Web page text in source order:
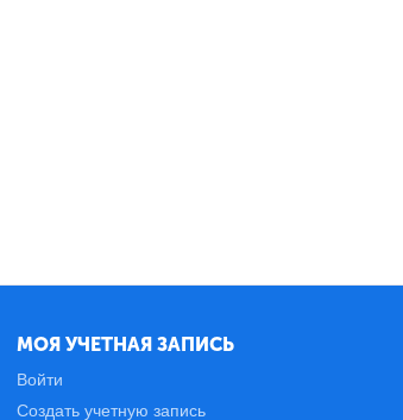
МОЯ УЧЕТНАЯ ЗАПИСЬ
Войти
Создать учетную запись